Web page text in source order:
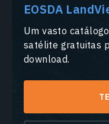
EOSDA
Um vasto
satélite gratuitas
download.